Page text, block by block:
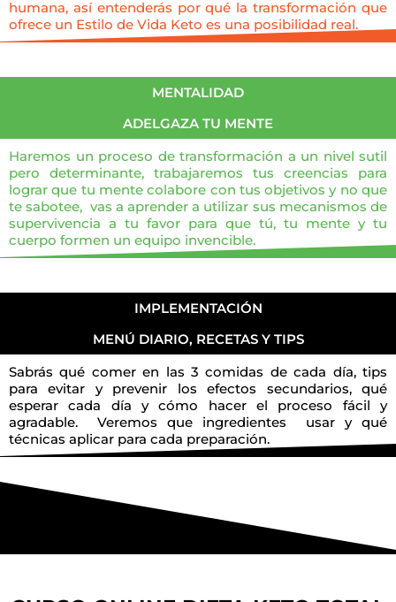
humana, así entenderás por qué la transformación que
ofrece un Estilo de Vida Keto es una posibilidad real.
MENTALIDAD
ADELGAZA TU MENTE
Haremos un proceso de transformación a un nivel sutil
pero determinante, trabajaremos tus creencias para
lograr que tu mente colabore con tus objetivos y no que
te sabotee, vas a aprender a utilizar sus mecanismos de
supervivencia a tu favor para que tú, tu mente y tu
cuerpo formen un equipo invencible.
IMPLEMENTACIÓN
MENÚ DIARIO, RECETAS Y TIPS
Sabrás qué comer en las 3 comidas de cada día, tips
para evitar y prevenir los efectos secundarios, qué
esperar cada día y cómo hacer el proceso fácil y
agradable. Veremos que ingredientes usar y qué
técnicas aplicar para cada preparación.